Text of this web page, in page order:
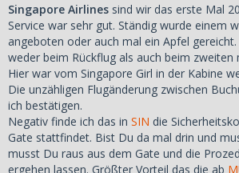
Singapore Airlines sind wir das erste Mal
Service war sehr gut. Ständig wurde einem
angeboten oder auch mal ein Apfel
weder beim Rückflug als auch beim zweiten
Hier war vom Singapore Girl in der Kabine
Die unzähligen Flugänderung zwischen
ich bestätigen.
Negativ finde ich das in SIN die
Gate stattfindet. Bist Du da mal drin und
musst Du raus aus dem Gate und die
ergehen lassen. Größter Vorteil das die ab